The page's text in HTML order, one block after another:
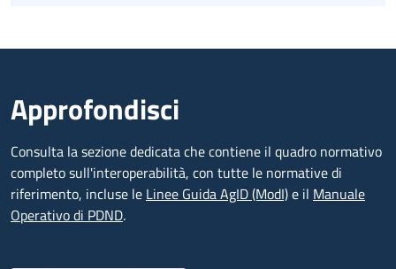
Approfondisci
Consulta la sezione dedicata che contiene il quadro normativo
completo sull'interoperabilità, con tutte le normative di
riferimento, incluse le Linee Guida AgID (ModI)e il Manuale
Operativo di PDND.